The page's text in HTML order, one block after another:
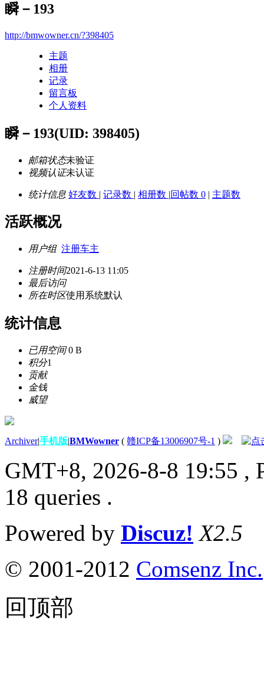
瞬－193
http://bmwowner.cn/?398405
主题
相册
记录
留言板
个人资料
瞬－193(UID: 398405)
邮箱状态未验证
视频认证未认证
统计信息 好友数 | 记录数 | 相册数 |回帖数 0 | 主题数
活跃概况
用户组 注册车主
注册时间2021-6-13 11:05
最后访问
所在时区使用系统默认
统计信息
已用空间0 B
积分1
贡献
金钱
威望
Archiver|手机版|BMWowner ( 赣ICP备13006907号-1 )
GMT+8, 2026-8-8 19:55 ,
18 queries .
Powered by Discuz! X2.5
© 2001-2012 Comsenz Inc.
回顶部